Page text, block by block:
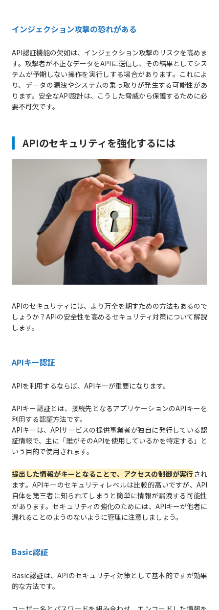
インジェクション攻撃の恐れがある
API認証機能の欠如は、インジェクション攻撃のリスクを高めま
す。攻撃者が不正なデータをAPIに送信し、その結果としてシス
テムが予期しない操作を実行しする場合があります。これによ
り、データの漏洩やシステムの乗っ取りが発生する可能性があ
ります。安全なAPI設計は、こうした脅威から保護するために必
要不可欠です。
APIのセキュリティを強化するには
APIのセキュリティには、より万全を期すための方法もあるので
しょうか？APIの安全性を高めるセキュリティ対策について解説
します。
APIキー認証
APIを利用するならば、APIキーが重要になります。
APIキー認証とは、接続先となるアプリケーションのAPIキーを
利用する認証方法です。
APIキーは、APIサービスの提供事業者が独自に発行している認
証情報で、主に「誰がそのAPIを使用しているかを特定する」と
いう目的で使用されます。
提出した情報がキーとなることで、アクセスの制御が実行 され
ます。APIキーのセキュリティレベルは比較的高いですが、API
自体を第三者に知られてしまうと簡単に情報が漏洩する可能性
があります。セキュリティの強化のためには、APIキーが他者に
漏れることのようのないように管理に注意しましょう。
Basic認証
Basic認証は、APIのセキュリティ対策として基本的ですが効果
的な方法です。